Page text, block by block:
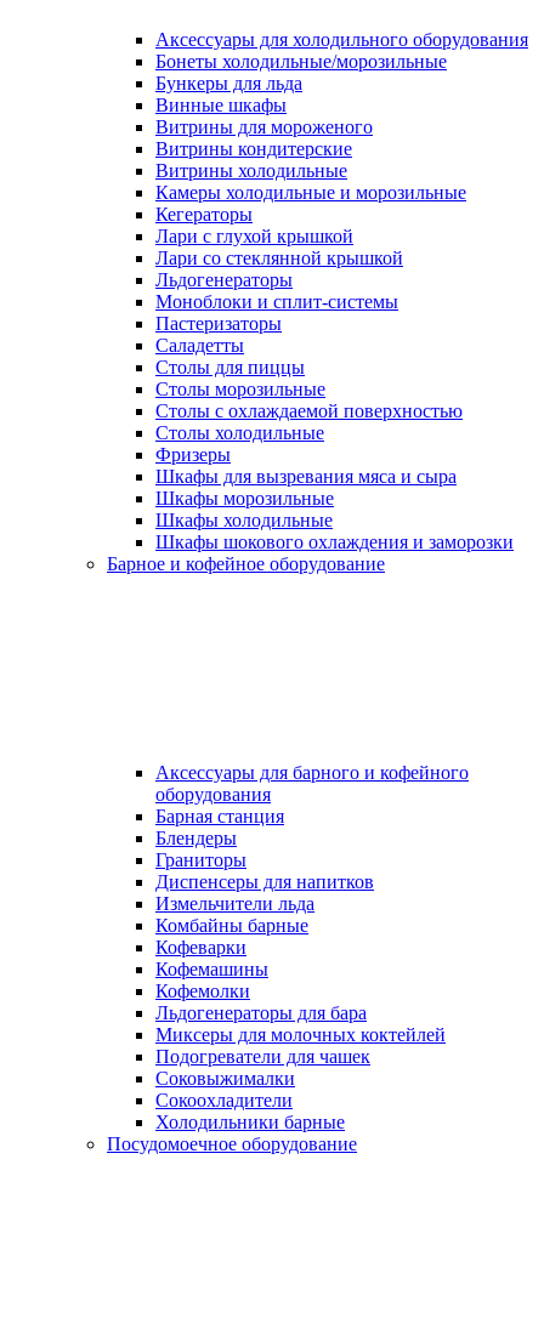
Аксессуары для холодильного оборудования
Бонеты холодильные/морозильные
Бункеры для льда
Винные шкафы
Витрины для мороженого
Витрины кондитерские
Витрины холодильные
Камеры холодильные и морозильные
Кегераторы
Лари с глухой крышкой
Лари со стеклянной крышкой
Льдогенераторы
Моноблоки и сплит-системы
Пастеризаторы
Саладетты
Столы для пиццы
Столы морозильные
Столы с охлаждаемой поверхностью
Столы холодильные
Фризеры
Шкафы для вызревания мяса и сыра
Шкафы морозильные
Шкафы холодильные
Шкафы шокового охлаждения и заморозки
Барное и кофейное оборудование
Аксессуары для барного и кофейного
оборудования
Барная станция
Блендеры
Граниторы
Диспенсеры для напитков
Измельчители льда
Комбайны барные
Кофеварки
Кофемашины
Кофемолки
Льдогенераторы для бара
Миксеры для молочных коктейлей
Подогреватели для чашек
Соковыжималки
Сокоохладители
Холодильники барные
Посудомоечное оборудование